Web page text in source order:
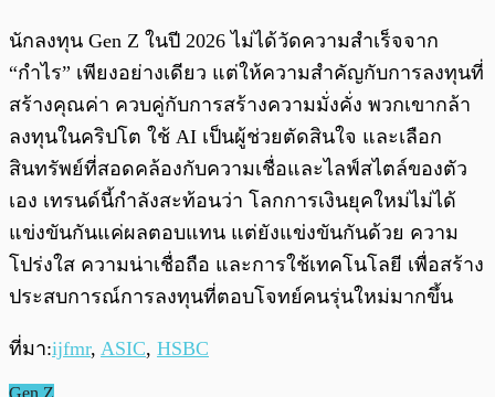
นักลงทุน Gen Z ในปี 2026 ไม่ได้วัดความสำเร็จจาก
“กำไร” เพียงอย่างเดียว แต่ให้ความสำคัญกับการลงทุนที่
สร้างคุณค่า ควบคู่กับการสร้างความมั่งคั่ง พวกเขากล้า
ลงทุนในคริปโต ใช้ AI เป็นผู้ช่วยตัดสินใจ และเลือก
สินทรัพย์ที่สอดคล้องกับความเชื่อและไลฟ์สไตล์ของตัว
เอง เทรนด์นี้กำลังสะท้อนว่า โลกการเงินยุคใหม่ไม่ได้
แข่งขันกันแค่ผลตอบแทน แต่ยังแข่งขันกันด้วย ความ
โปร่งใส ความน่าเชื่อถือ และการใช้เทคโนโลยี เพื่อสร้าง
ประสบการณ์การลงทุนที่ตอบโจทย์คนรุ่นใหม่มากขึ้น
ที่มา:ijfmr, ASIC, HSBC
Gen Z